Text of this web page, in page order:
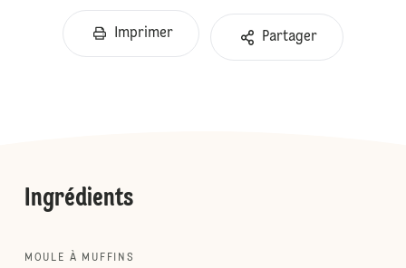
Imprimer Partager
Ingrédients
MOULE À MUFFINS